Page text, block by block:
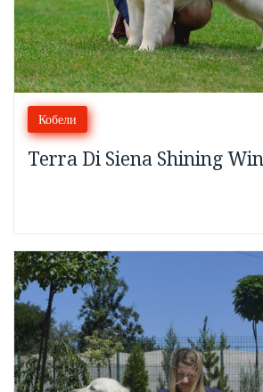
Кобели
Terra Di Siena Shining